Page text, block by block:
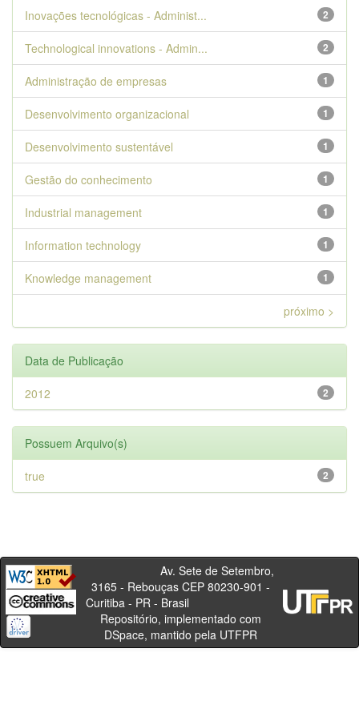
2
Inovações tecnológicas - Administ...
2
Technological innovations - Admin...
1
Administração de empresas
1
Desenvolvimento organizacional
1
Desenvolvimento sustentável
1
Gestão do conhecimento
1
Industrial management
1
Information technology
1
Knowledge management
próximo >
Data de Publicação
2
2012
Possuem Arquivo(s)
2
true
Av. Sete de Setembro,
3165 - Rebouças CEP 80230-901 -
Curitiba - PR - Brasil
Repositório, implementado com
DSpace, mantido pela UTFPR